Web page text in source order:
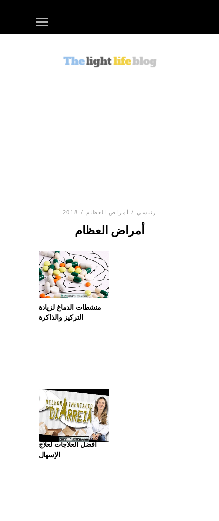
رئيسي / أمراض العظام / 2018
أمراض العظام
منشطات الدماغ لزيادة
التركيز والذاكرة
أفضل العلاجات لعلاج
الإسهال